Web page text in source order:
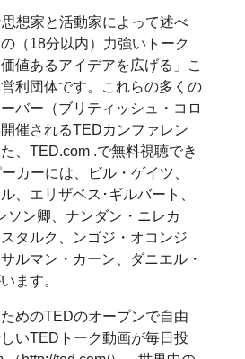
想家と活動家によって述べ
（18分以内）力強いトーク
値あるアイデアを広げる」こ
利団体です。これらの多くの
バー（ブリティッシュ・コロ
催されるTEDカンファレン
、TED.com .で無料視聴でき
カーには、ビル・ゲイツ、
、エリザベス･ギルバート、
ソン卿、ナンダン・ニレカ
タルク、ンゴジ・オコンジ
ルマン・カーン、ダニエル・
ます。
めのTEDのオープンで自由
いTEDトーク動画が毎日投